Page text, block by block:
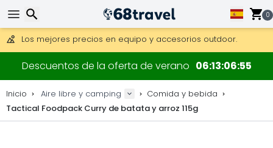
0
Consigue el envío gratuito en pedidos de más de 250 €.
Envío DHL 1 día disponible.
30 días para devoluciones, 90 días para mapas de madera
Los mejores precios en equipo y accesorios outdoor.
Descuentos de la oferta de verano 06130654
Inicio Aire libre y camping
Comida y bebida
Tactical Foodpack Curry de batata y arroz 115g
Buscar